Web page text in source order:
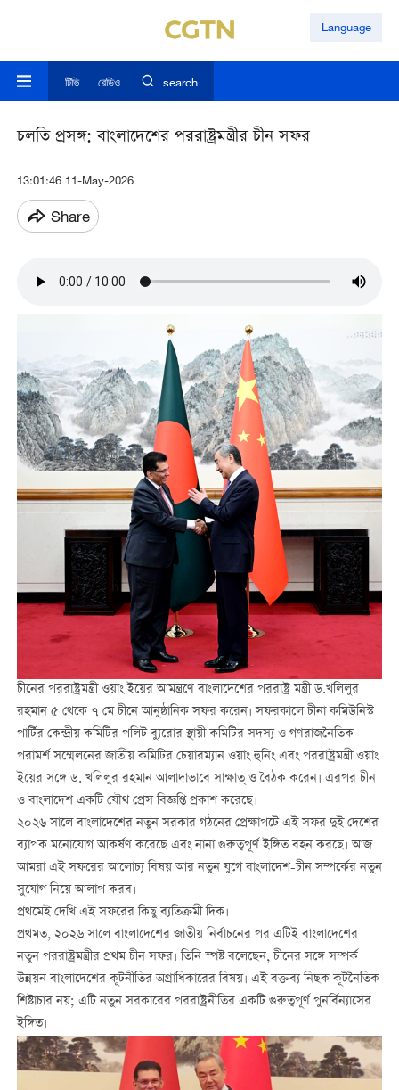
Language
টিভি রেডিও search
চলতি প্রসঙ্গ: বাংলাদেশের পররাষ্ট্রমন্ত্রীর চীন সফর
13:01:46 11-May-2026
Share
চীনের পররাষ্ট্রমন্ত্রী ওয়াং ইয়ের আমন্ত্রণে বাংলাদেশের পররাষ্ট্র মন্ত্রী ড.খলিলুর
রহমান ৫ থেকে ৭ মে চীনে আনুষ্ঠানিক সফর করেন। সফরকালে চীনা কমিউনিস্ট
পার্টির কেন্দ্রীয় কমিটির পলিট ব্যুরোর স্থায়ী কমিটির সদস্য ও গণরাজনৈতিক
পরামর্শ সম্মেলনের জাতীয় কমিটির চেয়ারম্যান ওয়াং হুনিং এবং পররাষ্ট্রমন্ত্রী ওয়াং
ইয়ের সঙ্গে ড. খলিলুর রহমান আলাদাভাবে সাক্ষাত্ ও বৈঠক করেন। এরপর চীন
ও বাংলাদেশ একটি যৌথ প্রেস বিজ্ঞপ্তি প্রকাশ করেছে।
২০২৬ সালে বাংলাদেশের নতুন সরকার গঠনের প্রেক্ষাপটে এই সফর দুই দেশের
ব্যাপক মনোযোগ আকর্ষণ করেছে এবং নানা গুরুত্বপূর্ণ ইঙ্গিত বহন করছে। আজ
আমরা এই সফরের আলোচ্য বিষয় আর নতুন যুগে বাংলাদেশ-চীন সম্পর্কের নতুন
সুযোগ নিয়ে আলাপ করব।
প্রথমেই দেখি এই সফরের কিছু ব্যতিক্রমী দিক।
প্রথমত, ২০২৬ সালে বাংলাদেশের জাতীয় নির্বাচনের পর এটিই বাংলাদেশের
নতুন পররাষ্ট্রমন্ত্রীর প্রথম চীন সফর। তিনি স্পষ্ট বলেছেন, চীনের সঙ্গে সম্পর্ক
উন্নয়ন বাংলাদেশের কূটনীতির অগ্রাধিকারের বিষয়। এই বক্তব্য নিছক কূটনৈতিক
শিষ্টাচার নয়; এটি নতুন সরকারের পররাষ্ট্রনীতির একটি গুরুত্বপূর্ণ পুনর্বিন্যাসের
ইঙ্গিত।